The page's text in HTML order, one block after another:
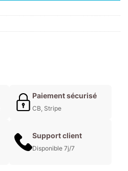
Paiement sécurisé
CB, Stripe
Support client
Disponible 7j/7